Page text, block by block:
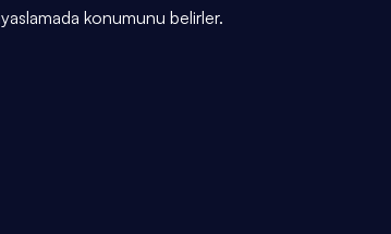
konumunu belirler.